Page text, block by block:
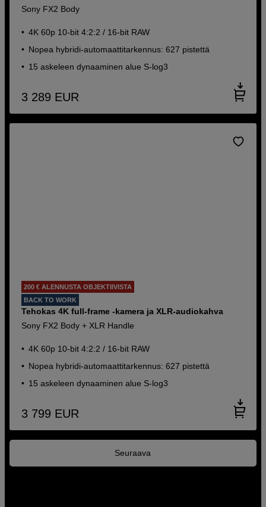
Sony FX2 Body
4K 60p 10-bit 4:2:2 / 16-bit RAW
Nopea hybridi-automaattitarkennus: 627 pistettä
15 askeleen dynaaminen alue S-log3
3 289 EUR
200 € ALENNUSTA OBJEKTIIVISTA
BACK TO WORK
Tehokas 4K full-frame -kamera ja XLR-audiokahva
Sony FX2 Body + XLR Handle
4K 60p 10-bit 4:2:2 / 16-bit RAW
Nopea hybridi-automaattitarkennus: 627 pistettä
15 askeleen dynaaminen alue S-log3
3 799 EUR
Seuraava